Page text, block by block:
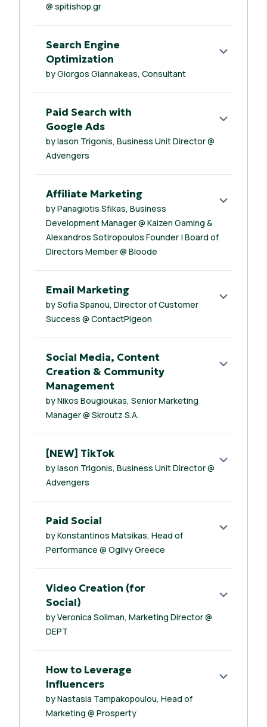
@ spitishop.gr
Search Engine
Optimization
by Giorgos Giannakeas, Consultant
Paid Search with
Google Ads
by Iason Trigonis, Business Unit Director @
Advengers
Affiliate Marketing
by Panagiotis Sfikas, Business
Development Manager @ Kaizen Gaming &
Alexandros Sotiropoulos Founder | Board of
Directors Member @ Bloode
Email Marketing
by Sofia Spanou, Director of Customer
Success @ ContactPigeon
Social Media, Content
Creation & Community
Management
by Nikos Bougioukas, Senior Marketing
Manager @ Skroutz S.A.
[NEW] TikTok
by Iason Trigonis, Business Unit Director @
Advengers
Paid Social
by Konstantinos Matsikas, Head of
Performance @ Ogilvy Greece
Video Creation (for
Social)
by Veronica Soliman, Marketing Director @
DEPT
How to Leverage
Influencers
by Nastasia Tampakopoulou, Head of
Marketing @ Prosperty